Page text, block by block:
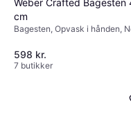
Weber Crafted Bagesten
cm
Bagesten, Opvask i hånden,
598 kr.
7 butikker